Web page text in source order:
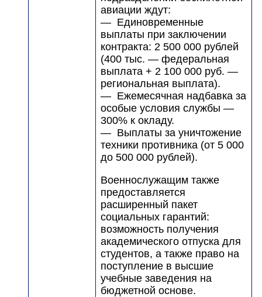
авиации ждут:
— Единовременные
выплаты при заключении
контракта: 2 500 000 рублей
(400 тыс. — федеральная
выплата + 2 100 000 руб. —
региональная выплата).
— Ежемесячная надбавка за
особые условия службы —
300% к окладу.
— Выплаты за уничтожение
техники противника (от 5 000
до 500 000 рублей).
Военнослужащим также
предоставляется
расширенный пакет
социальных гарантий:
возможность получения
академического отпуска для
студентов, а также право на
поступление в высшие
учебные заведения на
бюджетной основе.